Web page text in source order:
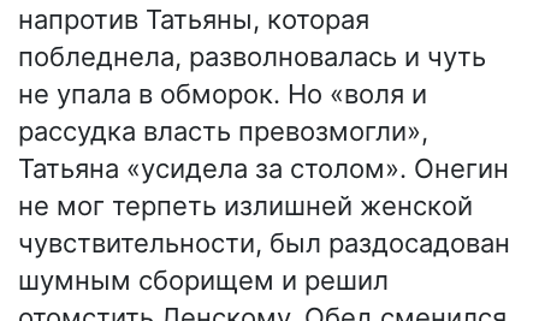
напротив Татьяны, которая
побледнела, разволновалась и чуть
не упала в обморок. Но «воля и
рассудка власть превозмогли»,
Татьяна «усидела за столом». Онегин
не мог терпеть излишней женской
чувствительности, был раздосадован
шумным сборищем и решил